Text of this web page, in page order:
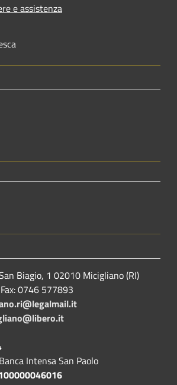
e assistenza
Biagio, 1 02010 Micigliano (RI)
0746 577893
Intensa San Paolo